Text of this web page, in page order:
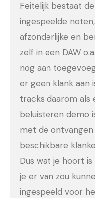
Feitelijk bestaat
ingespeelde
afzonderlijke en
zelf in een DAW
nog aan
er geen klank aan
tracks daarom als
beluisteren demo
met de ontvangen
beschikbare
Dus wat je hoort
je er van zou
ingespeeld voor